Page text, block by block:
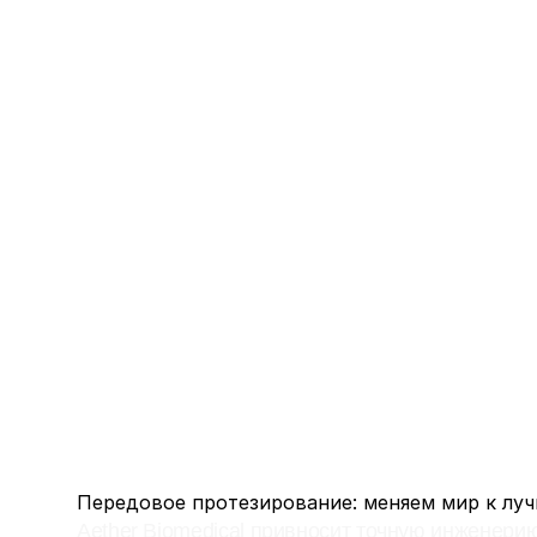
Передовое протезирование: меняем мир к